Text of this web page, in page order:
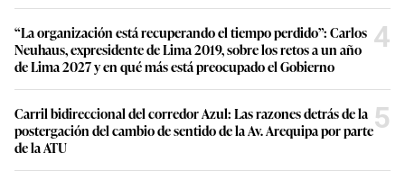
“La organización está recuperando el tiempo perdido”: Carlos
Neuhaus, expresidente de Lima 2019, sobre los retos a un año
de Lima 2027 y en qué más está preocupado el Gobierno
4
Carril bidireccional del corredor Azul: Las razones detrás de la
postergación del cambio de sentido de la Av. Arequipa por parte
de la ATU
5